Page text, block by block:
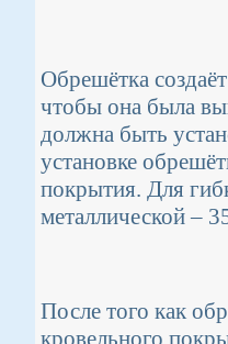
Обрешётка
чтобы она была
должна быть
установке
покрытия. Для
металлической –
После того как